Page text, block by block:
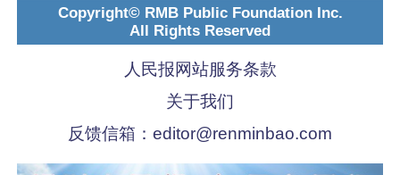
Copyright© RMB Public Foundation Inc.
All Rights Reserved
人民报网站服务条款
关于我们
反馈信箱： editor@renminbao.com